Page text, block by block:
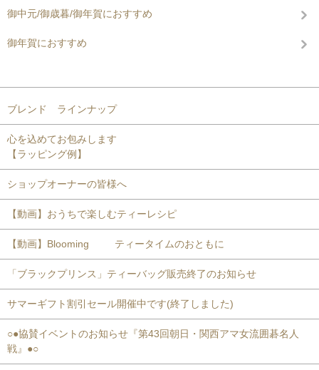
御中元/御歳暮/御年賀におすすめ
御年賀におすすめ
ブレンド ラインナップ
心を込めてお包みします
【ラッピング例】
ショップオーナーの皆様へ
【動画】おうちで楽しむティーレシピ
【動画】Blooming ティータイムのおともに
「ブラックプリンス」ティーバッグ販売終了のお知らせ
サマーギフト割引セール開催中です(終了しました)
○●協賛イベントのお知らせ『第43回朝日・関西アマ女流囲碁名人
戦』●○